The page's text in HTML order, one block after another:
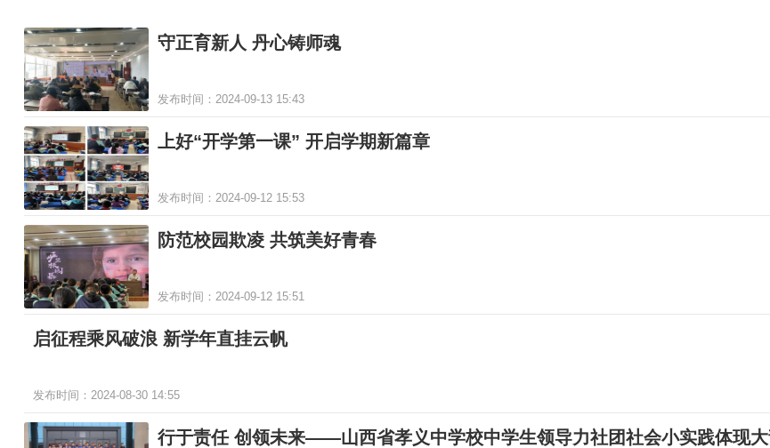
守正育新人 丹心铸师魂
发布时间：2024-09-13 15:43
上好“开学第一课” 开启学期新篇章
发布时间：2024-09-12 15:53
防范校园欺凌 共筑美好青春
发布时间：2024-09-12 15:51
启征程乘风破浪 新学年直挂云帆
发布时间：2024-08-30 14:55
行于责任 创领未来——山西省孝义中学校中学生领导力社团社会小实践体现